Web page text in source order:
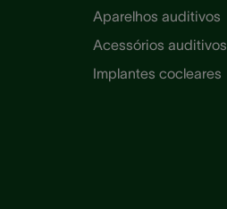
Aparelhos auditivos
Acessórios auditivos
Implantes cocleares